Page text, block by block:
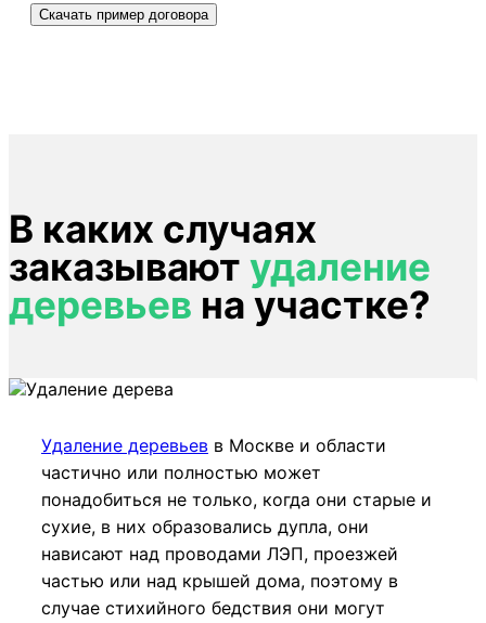
Скачать пример договора
В каких случаях
заказывают удаление
деревьев на участке?
Удаление деревьев в Москве и области
частично или полностью может
понадобиться не только, когда они старые и
сухие, в них образовались дупла, они
нависают над проводами ЛЭП, проезжей
частью или над крышей дома, поэтому в
случае стихийного бедствия они могут